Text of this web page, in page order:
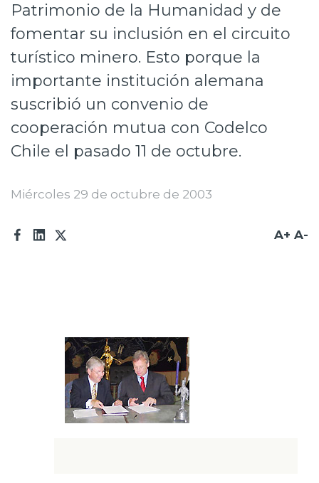
Trabaja en Codelco
Transparencia activa
Canales de denuncia
Proveedores
Acceso trabajadores/as
Patrimonio de la Humanidad y de
fomentar su inclusión en el circuito
turístico minero. Esto porque la
importante institución alemana
suscribió un convenio de
cooperación mutua con Codelco
Chile el pasado 11 de octubre.
Miércoles 29 de octubre de 2003
A+ A-